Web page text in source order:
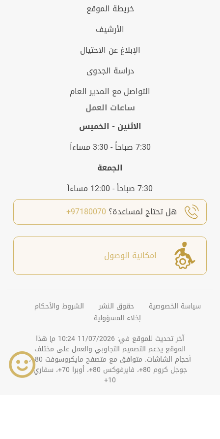
خريطة الموقع
الأرشيف
الإبلاغ عن الاحتيال
دراسة الجدوى
التواصل مع المدير العام
ساعات العمل
الاثنين - الخميس
7:30 صباحاً - 3:30 مساءاَ
الجمعة
7:30 صباحاً - 12:00 مساءاَ
هل تحتاج لمساعدة؟ 97180070+
امكانية الوصول
سياسة الخصوصية حقوق النشر
الشروط والأحكام
إخلاء المسؤولية
آخر تحديث للموقع في: 11/07/2026 10:24 م | هذا
الموقع يدعم التصميم التجاوبي والعمل على مختلف
أحجام الشاشات. متوافق مع متصفح مايكروسوفت 80+،
جوجل كروم 80+، فايرفوكس 80+، أوبرا 70+، سفاري
10+